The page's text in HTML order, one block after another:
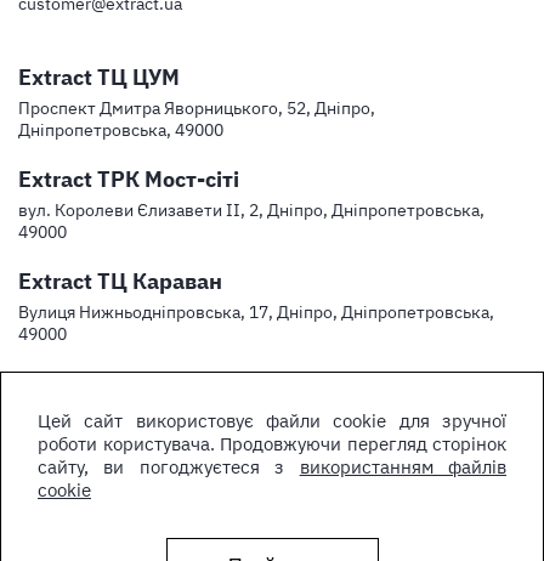
Extract ТЦ ЦУМ
Проспект Дмитра Яворницького, 52, Дніпро,
Дніпропетровська, 49000
Extract ТРК Мост-сіті
вул. Королеви Єлизавети ІІ, 2, Дніпро, Дніпропетровська,
49000
Extract ТЦ Караван
Вулиця Нижньодніпровська, 17, Дніпро, Дніпропетровська,
49000
Цей сайт використовує файли cookie для зручної
роботи користувача. Продовжуючи перегляд сторінок
сайту, ви погоджуєтеся з використанням файлів
cookie